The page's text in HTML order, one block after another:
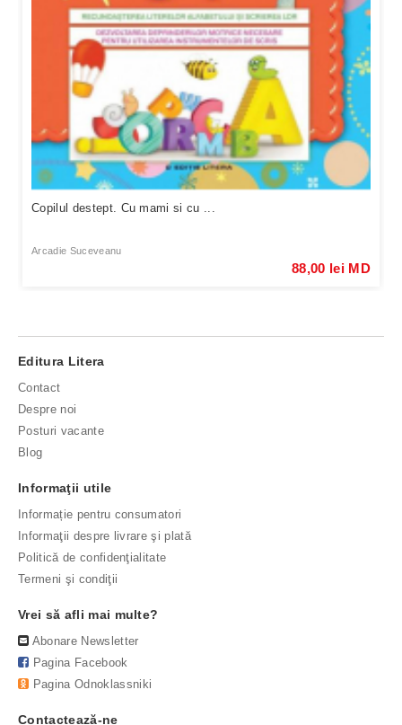
Copilul destept. Cu mami si cu ...
Arcadie Suceveanu
88,00 lei MD
Editura Litera
Contact
Despre noi
Posturi vacante
Blog
Informaţii utile
Informație pentru consumatori
Informaţii despre livrare şi plată
Politică de confidenţialitate
Termeni şi condiţii
Vrei să afli mai multe?
Abonare Newsletter
Pagina Facebook
Pagina Odnoklassniki
Contactează-ne